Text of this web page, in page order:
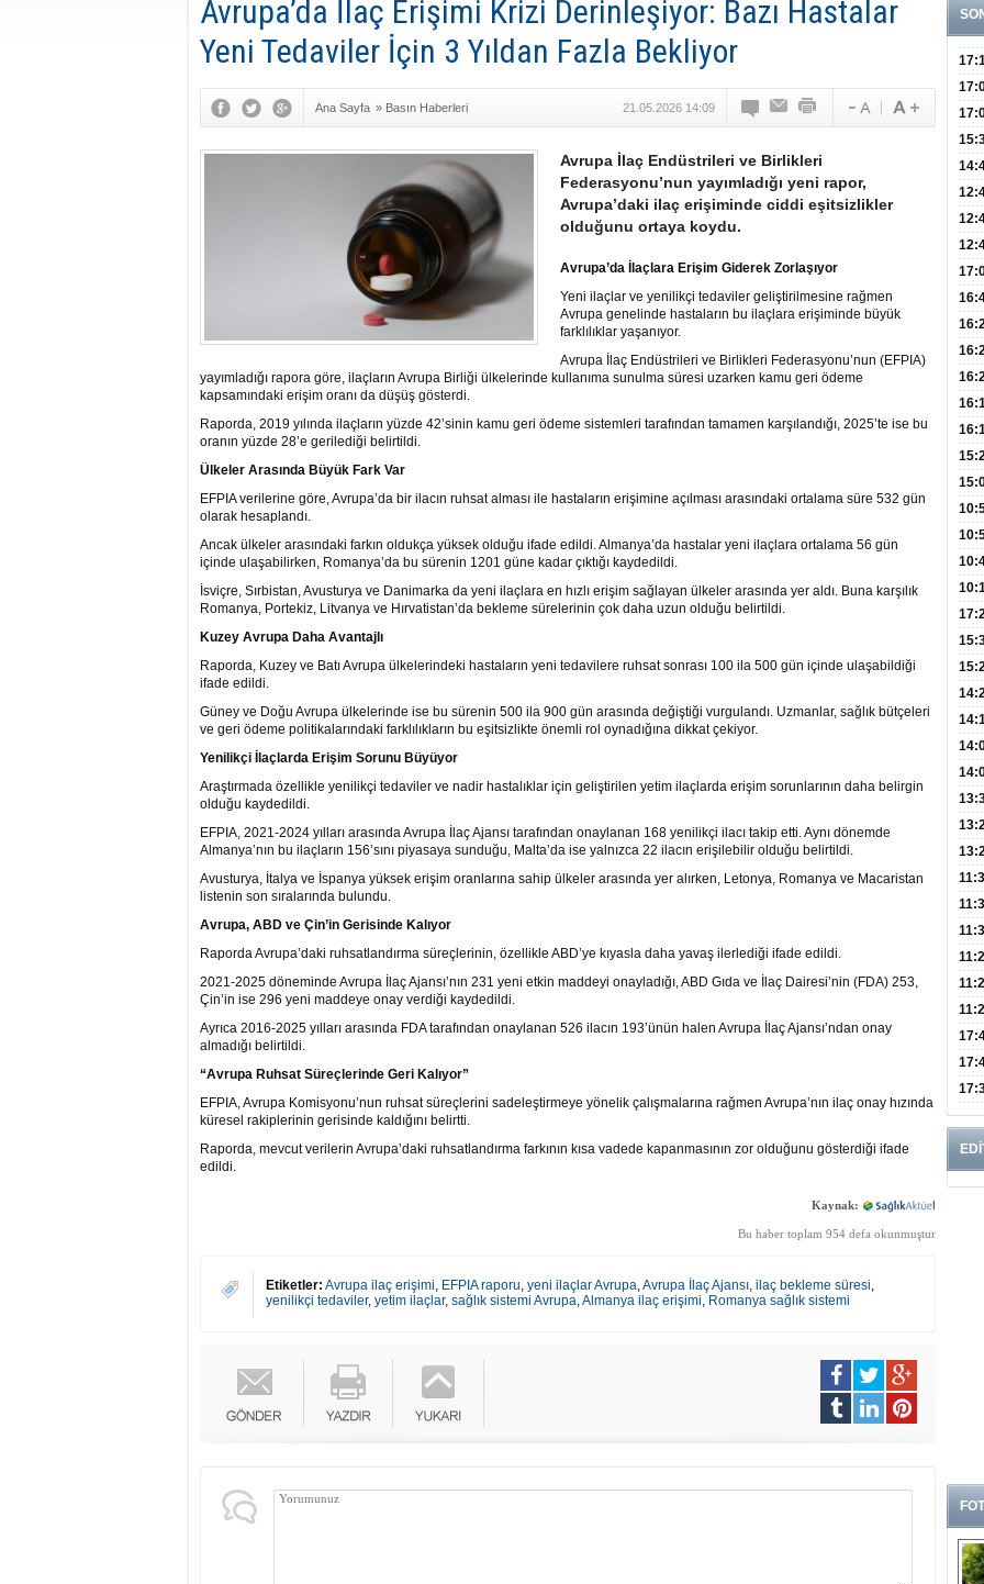
Avrupa’da İlaç Erişimi Krizi Derinleşiyor: Bazı Hastalar
Yeni Tedaviler İçin 3 Yıldan Fazla Bekliyor
Ana Sayfa » Basın Haberleri 21.05.2026 14:09
Avrupa İlaç Endüstrileri ve Birlikleri
Federasyonu’nun yayımladığı yeni rapor,
Avrupa’daki ilaç erişiminde ciddi eşitsizlikler
olduğunu ortaya koydu.
Avrupa’da İlaçlara Erişim Giderek Zorlaşıyor
Yeni ilaçlar ve yenilikçi tedaviler geliştirilmesine rağmen
Avrupa genelinde hastaların bu ilaçlara erişiminde büyük
farklılıklar yaşanıyor.
Avrupa İlaç Endüstrileri ve Birlikleri Federasyonu’nun (EFPIA)
yayımladığı rapora göre, ilaçların Avrupa Birliği ülkelerinde kullanıma sunulma süresi uzarken kamu geri ödeme
kapsamındaki erişim oranı da düşüş gösterdi.
Raporda, 2019 yılında ilaçların yüzde 42’sinin kamu geri ödeme sistemleri tarafından tamamen karşılandığı, 2025’te ise bu
oranın yüzde 28’e gerilediği belirtildi.
Ülkeler Arasında Büyük Fark Var
EFPIA verilerine göre, Avrupa’da bir ilacın ruhsat alması ile hastaların erişimine açılması arasındaki ortalama süre 532 gün
olarak hesaplandı.
Ancak ülkeler arasındaki farkın oldukça yüksek olduğu ifade edildi. Almanya’da hastalar yeni ilaçlara ortalama 56 gün
içinde ulaşabilirken, Romanya’da bu sürenin 1201 güne kadar çıktığı kaydedildi.
İsviçre, Sırbistan, Avusturya ve Danimarka da yeni ilaçlara en hızlı erişim sağlayan ülkeler arasında yer aldı. Buna karşılık
Romanya, Portekiz, Litvanya ve Hırvatistan’da bekleme sürelerinin çok daha uzun olduğu belirtildi.
Kuzey Avrupa Daha Avantajlı
Raporda, Kuzey ve Batı Avrupa ülkelerindeki hastaların yeni tedavilere ruhsat sonrası 100 ila 500 gün içinde ulaşabildiği
ifade edildi.
Güney ve Doğu Avrupa ülkelerinde ise bu sürenin 500 ila 900 gün arasında değiştiği vurgulandı. Uzmanlar, sağlık bütçeleri
ve geri ödeme politikalarındaki farklılıkların bu eşitsizlikte önemli rol oynadığına dikkat çekiyor.
Yenilikçi İlaçlarda Erişim Sorunu Büyüyor
Araştırmada özellikle yenilikçi tedaviler ve nadir hastalıklar için geliştirilen yetim ilaçlarda erişim sorunlarının daha belirgin
olduğu kaydedildi.
EFPIA, 2021-2024 yılları arasında Avrupa İlaç Ajansı tarafından onaylanan 168 yenilikçi ilacı takip etti. Aynı dönemde
Almanya’nın bu ilaçların 156’sını piyasaya sunduğu, Malta’da ise yalnızca 22 ilacın erişilebilir olduğu belirtildi.
Avusturya, İtalya ve İspanya yüksek erişim oranlarına sahip ülkeler arasında yer alırken, Letonya, Romanya ve Macaristan
listenin son sıralarında bulundu.
Avrupa, ABD ve Çin’in Gerisinde Kalıyor
Raporda Avrupa’daki ruhsatlandırma süreçlerinin, özellikle ABD’ye kıyasla daha yavaş ilerlediği ifade edildi.
2021-2025 döneminde Avrupa İlaç Ajansı’nın 231 yeni etkin maddeyi onayladığı, ABD Gıda ve İlaç Dairesi’nin (FDA) 253,
Çin’in ise 296 yeni maddeye onay verdiği kaydedildi.
Ayrıca 2016-2025 yılları arasında FDA tarafından onaylanan 526 ilacın 193’ünün halen Avrupa İlaç Ajansı’ndan onay
almadığı belirtildi.
“Avrupa Ruhsat Süreçlerinde Geri Kalıyor”
EFPIA, Avrupa Komisyonu’nun ruhsat süreçlerini sadeleştirmeye yönelik çalışmalarına rağmen Avrupa’nın ilaç onay hızında
küresel rakiplerinin gerisinde kaldığını belirtti.
Raporda, mevcut verilerin Avrupa’daki ruhsatlandırma farkının kısa vadede kapanmasının zor olduğunu gösterdiği ifade
edildi.
Kaynak:
Bu haber toplam 954 defa okunmuştur
Etiketler: Avrupa ilaç erişimi, EFPIA raporu, yeni ilaçlar Avrupa,Avrupa İlaç Ajansı, ilaç bekleme süresi,
yenilikçi tedaviler, yetim ilaçlar, sağlık sistemi Avrupa,Almanya ilaç erişimi, Romanya sağlık sistemi
Ve
10
Aldı
Bini
Bağ
İlk
300
3,5